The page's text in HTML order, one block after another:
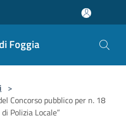
Foggia
>
Concorso pubblico per n. 18
Polizia Locale”